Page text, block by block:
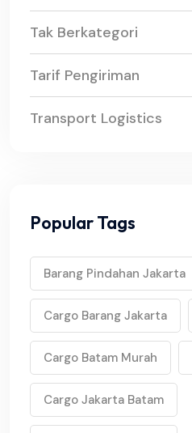
Tak Berkategori
Tarif Pengiriman
Transport Logistics
Popular Tags
Barang Pindahan Jakarta
Cargo Barang Jakarta
Cargo Batam Murah
Cargo Jakarta Batam